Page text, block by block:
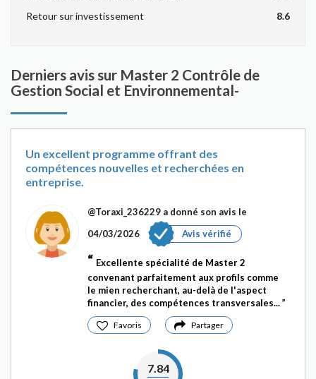
Retour sur investissement
8.6
Derniers avis sur Master 2 Contrôle de
Gestion Social et Environnemental-
Un excellent programme offrant des
compétences nouvelles et recherchées en
entreprise.
@Toraxi_236229 a donné son avis le
04/03/2026
Avis vérifié
Excellente spécialité de Master 2
convenant parfaitement aux profils comme
le mien recherchant, au-delà de l'aspect
financier, des compétences transversales...
Favoris Partager
7.84